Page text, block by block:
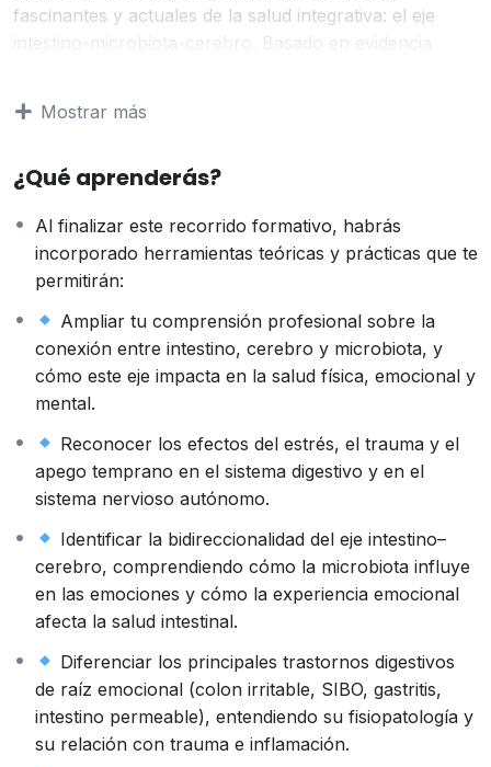
fascinantes y actuales de la salud integrativa: el eje
intestino-microbiota-cerebro. Basado en evidencia
que deseen profundizar en la relación entre sistema
A lo largo de cinco módulos teóricos y clínicos,
fisiológicos del sistema digestivo y la microbiota, su
vínculo bidireccional con el cerebro a través del
sistema nervioso autónomo, y las múltiples formas en
que el trauma, las emociones y los estilos de vida
afectan (y son afectados por) este eje.
Referentes como la Dra. De la Puerta y Sari Arponen
han destacado el papel crucial de la microbiota
Castellanos ha sido pionera en divulgar la relación
entre cerebro, cuerpo y conciencia desde la
neurociencia. A su vez, autores como Bessel van der
Kolk y Gabor Maté han documentado ampliamente
cómo el trauma no solo deja huellas emocionales, sino
también fisiológicas, afectando órganos, tejidos y
procesos inmunológicos.
este recorrido, nos permitirá comprender cómo la
respuesta al estrés crónico, la desconexión del cuerpo
y las alteraciones digestivas pueden ser leídas como
expresiones del sistema nervioso autónomo en
Mostrar más
¿Qué aprenderás?
Al finalizar este recorrido formativo, habrás
incorporado herramientas teóricas y prácticas que te
permitirán:
Ampliar tu comprensión profesional sobre la
conexión entre intestino, cerebro y microbiota, y
cómo este eje impacta en la salud física, emocional y
mental.
Reconocer los efectos del estrés, el trauma y el
apego temprano en el sistema digestivo y en el
sistema nervioso autónomo.
Identificar la bidireccionalidad del eje intestino–
cerebro, comprendiendo cómo la microbiota influye
en las emociones y cómo la experiencia emocional
afecta la salud intestinal.
Diferenciar los principales trastornos digestivos
de raíz emocional (colon irritable, SIBO, gastritis,
intestino permeable), entendiendo su fisiopatología y
su relación con trauma e inflamación.